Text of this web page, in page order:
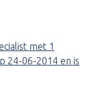
met 1
24-06-2014 en is